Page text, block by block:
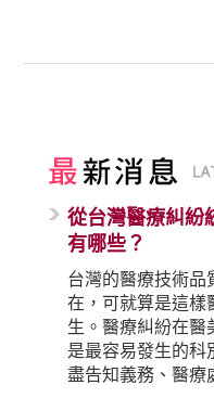
從台灣醫療糾紛
有哪些？
台灣的醫療技術品
在，可就算是這樣
生。醫療糾紛在醫
是最容易發生的科
盡告知義務、醫療